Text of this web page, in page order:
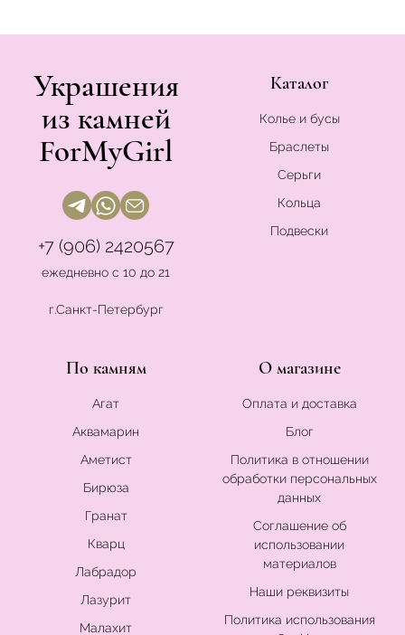
Украшения
из камней
ForMyGirl
+7 (906) 2420567
ежедневно с 10 до 21
г.Санкт-Петербург
Каталог
Колье и бусы
Браслеты
Серьги
Кольца
Подвески
По камням
Агат
Аквамарин
Аметист
Бирюза
Гранат
Кварц
Лабрадор
Лазурит
Малахит
О магазине
Оплата и доставка
Блог
Политика в отношении
обработки персональных
данных
Соглашение об
использовании
материалов
Наши реквизиты
Политика использования